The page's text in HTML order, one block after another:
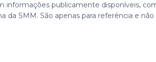
informações publicamente disponíveis,
da SMM. São apenas para referência e